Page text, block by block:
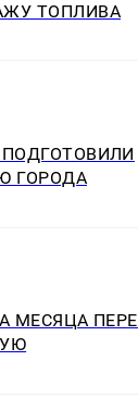
ТОПЛИВА
ГОРОДА
МЕСЯЦА